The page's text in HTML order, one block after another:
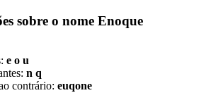
sobre o nome Enoque
e o u
n q
contrário: euqone